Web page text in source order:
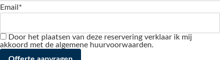
Email*
Door het plaatsen van deze reservering verklaar ik mij
akkoord met de algemene huurvoorwaarden.